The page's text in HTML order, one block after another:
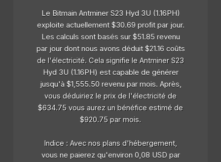
Le Bitmain Antminer S23 Hyd 3U (1.16PH)
exploite actuellement $30.69 profit par jour.
Les calculs sont basés sur $51.85 revenu
par jour dont nous avons déduit $21.16 coûts
de l'électricité. Cela signifie le Antminer S23
Hyd 3U (1.16PH) est capable de générer
jusqu'à $1,555.50 revenu par mois. Après,
vous déduiriez le prix de l'électricité de
$634.75 vous aurez un bénéfice estimé de
$920.75 par mois.
Indice : Avec nos plans d'hébergement,
vous ne paierez qu'environ 0,08 USD par